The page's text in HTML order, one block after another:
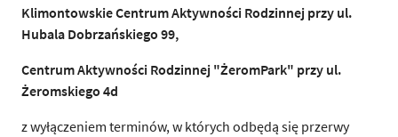
Klimontowskie Centrum Aktywności Rodzinnej przy ul.
Hubala Dobrzańskiego 99,
Centrum Aktywności Rodzinnej "ŻeromPark" przy ul.
Żeromskiego 4d
z wyłączeniem terminów, w których odbędą się przerwy